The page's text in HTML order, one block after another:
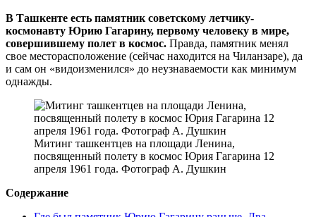
В Ташкенте есть памятник советскому летчику-
космонавту Юрию Гагарину, первому человеку в мире,
совершившему полет в космос. Правда, памятник менял
свое месторасположение (сейчас находится на Чиланзаре), да
и сам он «видоизменился» до неузнаваемости как минимум
однажды.
Митинг ташкентцев на площади Ленина,
посвященный полету в космос Юрия Гагарина 12
апреля 1961 года. Фотограф А. Душкин
Содержание